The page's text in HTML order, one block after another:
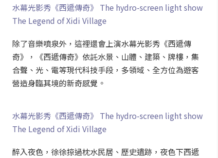
水幕光影秀《西遞傳奇》 The hydro-screen light show
The Legend of Xidi Village
除了音樂噴泉外，這裡還會上演水幕光影秀《西遞傳
奇》，《西遞傳奇》依託水景、山體、建築、牌樓，集
合聲、光、電等現代科技手段，多領域、全方位為遊客
營造身臨其境的新奇感覺。
水幕光影秀《西遞傳奇》 The hydro-screen light show
The Legend of Xidi Village
醉入夜色，徐徐掠過枕水民居、歷史遺跡，夜色下西遞